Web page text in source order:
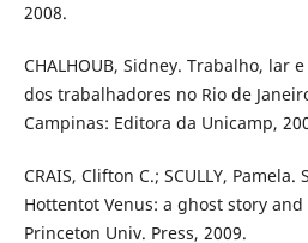
2008.
CHALHOUB, Sidney. Trabalho, lar
dos trabalhadores no Rio de
Campinas: Editora da Unicamp,
CRAIS, Clifton C.; SCULLY,
Hottentot Venus: a ghost story
Princeton Univ. Press, 2009.